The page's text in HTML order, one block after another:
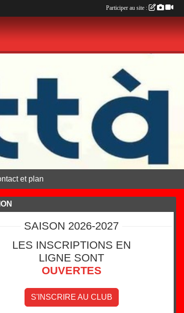
et plan
SAISON 2026-2027
LES INSCRIPTIONS EN
LIGNE SONT
OUVERTES
S'INSCRIRE AU CLUB
Participer au site :